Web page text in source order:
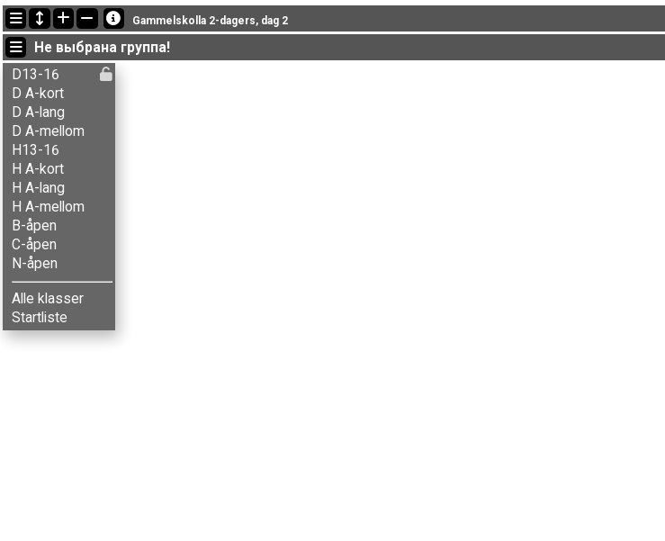
Последние обновления
13:19:58: Agnar Renolen (Herrer A-lang) финишировал с результатом 94:04 (23)
13:19:58: Alenka V. Seljak (
13:19:58: Anders J. Krosby (Herrer A-mellom) финишировал с результатом 80:18 (45)
Gammelskolla 2-dagers, dag 2
Не выбрана группа!
D13-16
D A-kort
D A-lang
D A-mellom
H13-16
H A-kort
H A-lang
H A-mellom
B-åpen
C-åpen
N-åpen
Alle klasser
Startliste